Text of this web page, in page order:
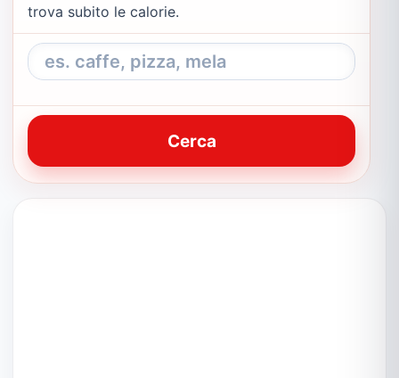
trova subito le calorie.
Cerca